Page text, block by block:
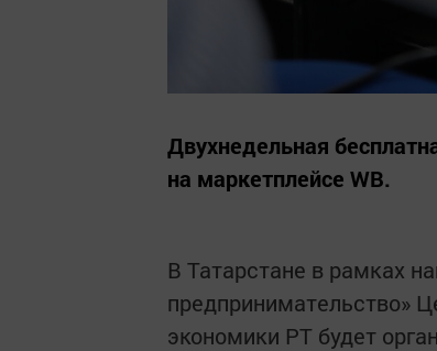
Двухнедельная
на маркетплейсе WB.
В Татарстане в рамках
предпринимательство»
экономики РТ будет